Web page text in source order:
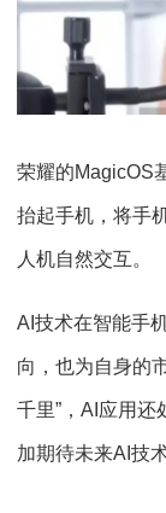
荣耀的MagicOS
抬起手机，将手
人机自然交互。
AI技术在智能手
向，也为自身的
千里”，AI应用还
加期待未来AI技